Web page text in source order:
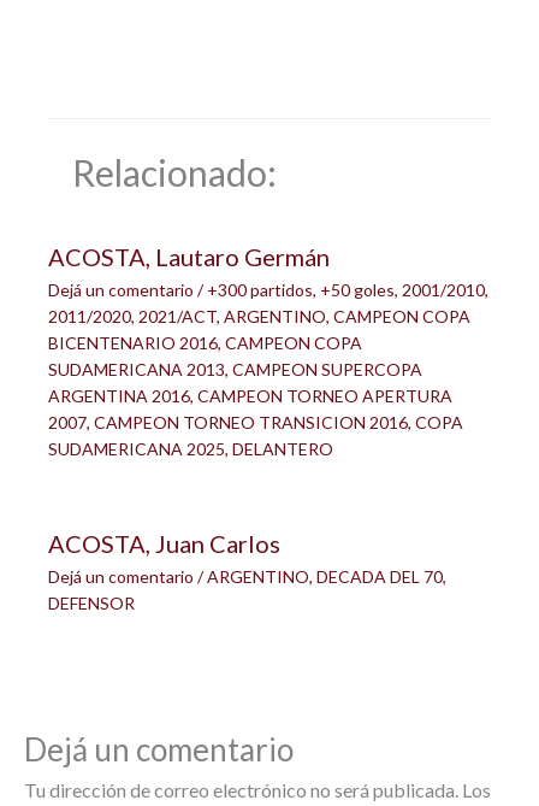
Relacionado:
ACOSTA, Lautaro Germán
Dejá un comentario /+300 partidos, +50 goles, 2001/2010,
2011/2020, 2021/ACT, ARGENTINO, CAMPEON COPA
BICENTENARIO 2016, CAMPEON COPA
SUDAMERICANA 2013, CAMPEON SUPERCOPA
ARGENTINA 2016, CAMPEON TORNEO APERTURA
2007, CAMPEON TORNEO TRANSICION 2016, COPA
SUDAMERICANA 2025, DELANTERO
ACOSTA, Juan Carlos
Dejá un comentario /ARGENTINO, DECADA DEL 70,
DEFENSOR
Dejá un comentario
Tu dirección de correo electrónico no será publicada. Los